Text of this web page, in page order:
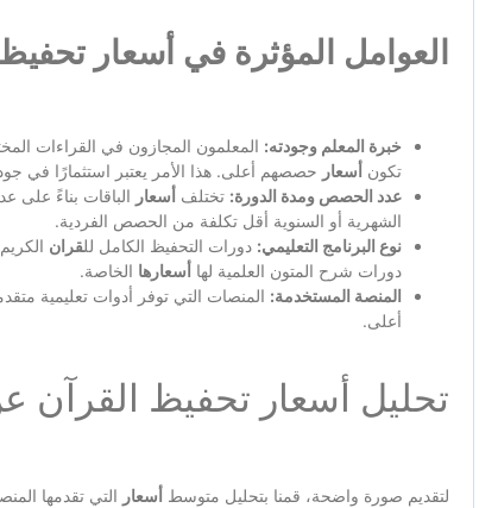
العوامل المؤثرة في أسعار
خبرة المعلم وجودته: المعلمون المجازون في القراءات
تكون أسعار حصصهم أعلى. هذا الأمر يعتبر استثمارًا في
عدد الحصص ومدة الدورة: تختلف أسعار الباقات بناءً على
الشهرية أو السنوية أقل تكلفة من الحصص الفردية.
نوع البرنامج التعليمي: دورات التحفيظ الكامل للقران
دورات شرح المتون العلمية لها أسعارها الخاصة.
المنصة المستخدمة: المنصات التي توفر أدوات تعليمية
أعلى.
تحليل أسعار تحفيظ القرآن
لتقديم صورة واضحة، قمنا بتحليل متوسط أسعار التي تقدمها